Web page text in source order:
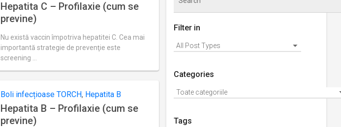
Hepatita C – Profilaxie (cum se
previne)
Nu există vaccin împotriva hepatitei C. Cea mai
importantă strategie de prevenţie este
screening …
2018
Boli infecțioase TORCH, Hepatita B
Hepatita B – Profilaxie (cum se
previne)
Filter in
Categories
Tags